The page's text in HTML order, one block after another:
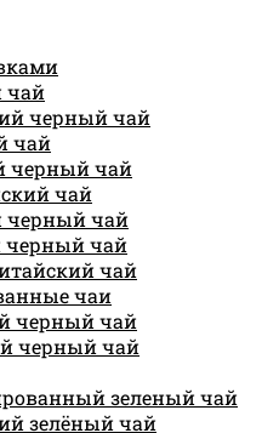
чай
черный чай
чай
черный чай
чай
черный чай
черный чай
чай
чаи
черный чай
черный чай
зеленый чай
зелёный чай